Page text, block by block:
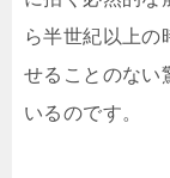
ら半世紀以上の
せることのない
いるのです。